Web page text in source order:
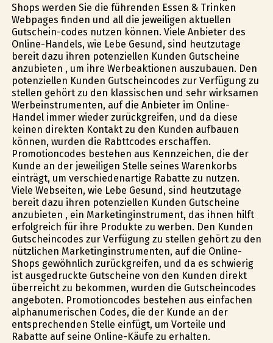
Shops werden Sie die führenden Essen & Trinken
Webpages finden und all die jeweiligen aktuellen
Gutschein-codes nutzen können. Viele Anbieter des
Online-Handels, wie Lebe Gesund, sind heutzutage
bereit dazu ihren potenziellen Kunden Gutscheine
anzubieten , um ihre Werbeaktionen auszubauen. Den
potenziellen Kunden Gutscheincodes zur Verfügung zu
stellen gehört zu den klassischen und sehr wirksamen
Werbeinstrumenten, auf die Anbieter im Online-
Handel immer wieder zurückgreifen, und da diese
keinen direkten Kontakt zu den Kunden aufbauen
können, wurden die Rabttcodes erschaffen.
Promotioncodes bestehen aus Kennzeichen, die der
Kunde an der jeweiligen Stelle seines Warenkorbs
einträgt, um verschiedenartige Rabatte zu nutzen.
Viele Webseiten, wie Lebe Gesund, sind heutzutage
bereit dazu ihren potenziellen Kunden Gutscheine
anzubieten , ein Marketinginstrument, das ihnen hilft
erfolgreich für ihre Produkte zu werben. Den Kunden
Gutscheincodes zur Verfügung zu stellen gehört zu den
nützlichen Marketinginstrumenten, auf die Online-
Shops gewöhnlich zurückgreifen, und da es schwierig
ist ausgedruckte Gutscheine von den Kunden direkt
überreicht zu bekommen, wurden die Gutscheincodes
angeboten. Promotioncodes bestehen aus einfachen
alphanumerischen Codes, die der Kunde an der
entsprechenden Stelle einfügt, um Vorteile und
Rabatte auf seine Online-Käufe zu erhalten.